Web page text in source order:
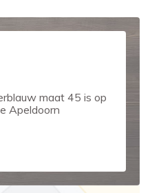
maat 45 is op
Apeldoorn